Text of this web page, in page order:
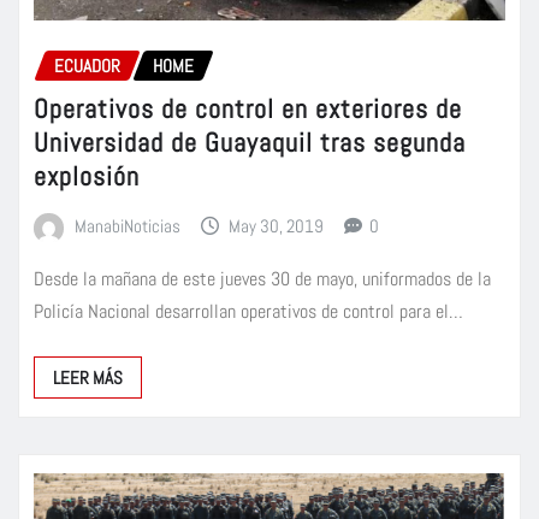
ECUADOR HOME
Operativos de control en exteriores de
Universidad de Guayaquil tras segunda
explosión
ManabiNoticias May 30, 2019 0
Desde la mañana de este jueves 30 de mayo, uniformados de la
Policía Nacional desarrollan operativos de control para el…
LEER MÁS